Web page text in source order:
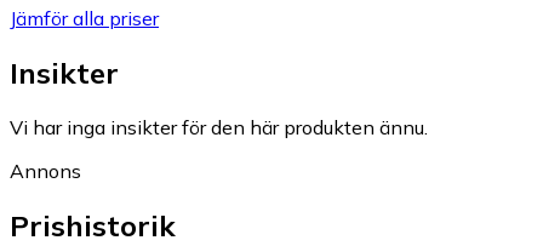
Jämför alla priser
Insikter
Vi har inga insikter för den här produkten ännu.
Annons
Prishistorik